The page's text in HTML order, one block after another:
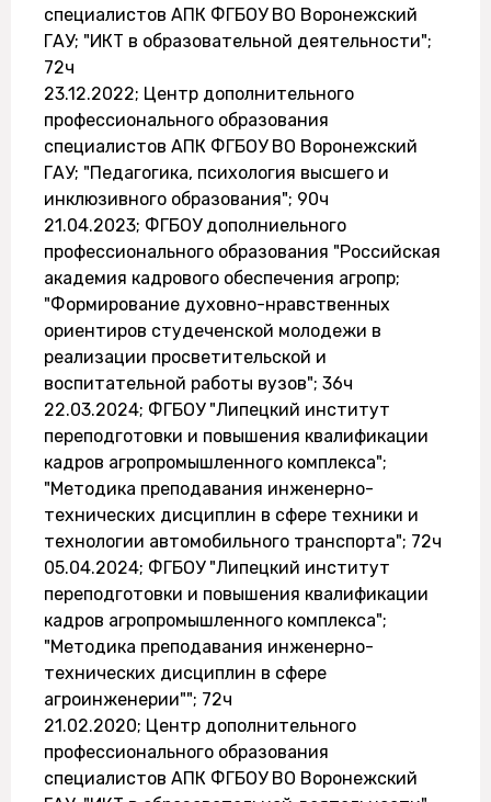
специалистов АПК ФГБОУ ВО Воронежский
ГАУ; "ИКТ в образовательной деятельности";
72ч
23.12.2022; Центр дополнительного
профессионального образования
специалистов АПК ФГБОУ ВО Воронежский
ГАУ; "Педагогика, психология высшего и
инклюзивного образования"; 90ч
21.04.2023; ФГБОУ дополниельного
профессионального образования "Российская
академия кадрового обеспечения агропр;
"Формирование духовно-нравственных
ориентиров студеченской молодежи в
реализации просветительской и
воспитательной работы вузов"; 36ч
22.03.2024; ФГБОУ "Липецкий институт
переподготовки и повышения квалификации
кадров агропромышленного комплекса";
"Методика преподавания инженерно-
технических дисциплин в сфере техники и
технологии автомобильного транспорта"; 72ч
05.04.2024; ФГБОУ "Липецкий институт
переподготовки и повышения квалификации
кадров агропромышленного комплекса";
"Методика преподавания инженерно-
технических дисциплин в сфере
агроинженерии""; 72ч
21.02.2020; Центр дополнительного
профессионального образования
специалистов АПК ФГБОУ ВО Воронежский